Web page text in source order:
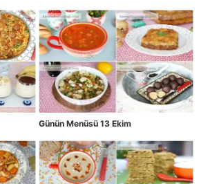
Günün Menüsü 13 Ekim